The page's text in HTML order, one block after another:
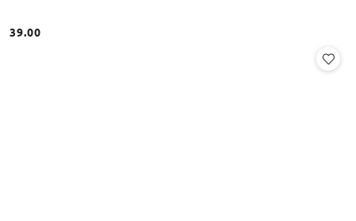
Cena:
39.00